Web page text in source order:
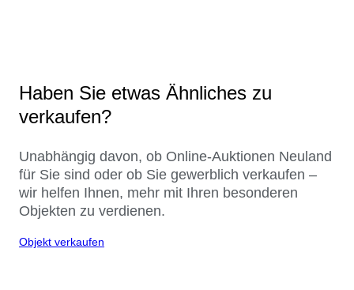
Haben Sie etwas Ähnliches zu
verkaufen?
Unabhängig davon, ob Online-Auktionen Neuland
für Sie sind oder ob Sie gewerblich verkaufen –
wir helfen Ihnen, mehr mit Ihren besonderen
Objekten zu verdienen.
Objekt verkaufen